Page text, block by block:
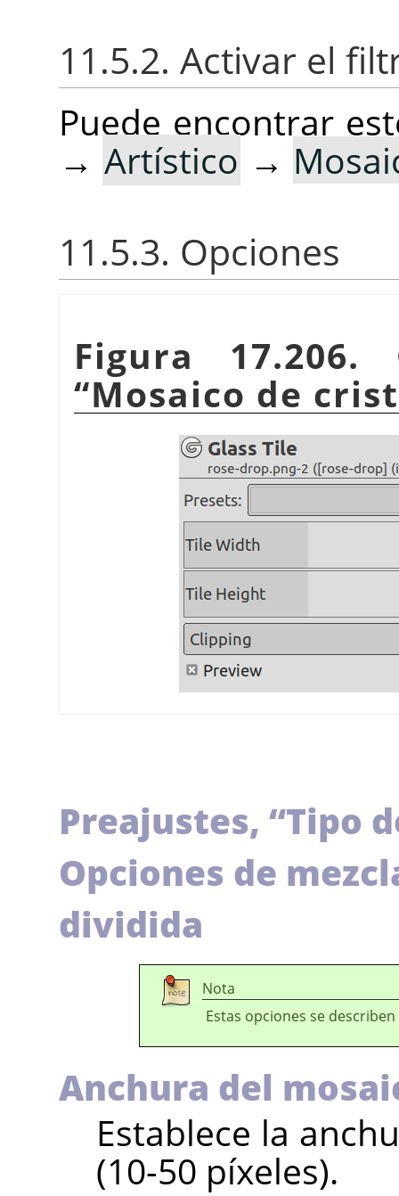
11.5.2. Activar el
Puede encontrar
→ Artístico →
11.5.3. Opciones
Figura
“Mosaico de
Preajustes, “Tipo
Opciones de
dividida
Nota
Estas opciones se
Anchura del
Establece la
(10-50 píxeles).